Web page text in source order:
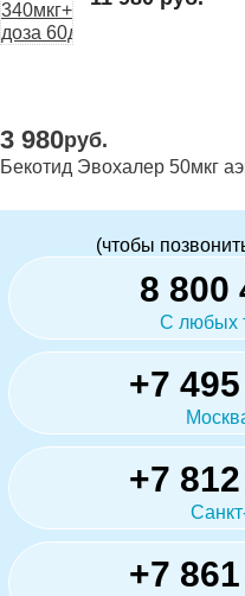
3 980руб.
Бекотид Эвохалер 50мкг
(чтобы
8 800
С любых
+7
+7
+7